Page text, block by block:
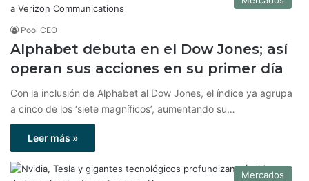
Pool CEO
Alphabet debuta en el Dow Jones; así
operan sus acciones en su primer día
Con la inclusión de Alphabet al Dow Jones, el índice ya agrupa
a cinco de los ‘siete magníficos’, aumentando su…
Leer más »
Mercados